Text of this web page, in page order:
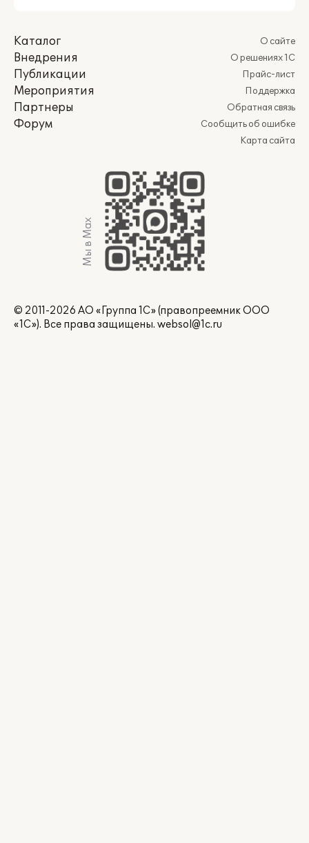
Каталог
Внедрения
Публикации
Мероприятия
Партнеры
Форум
О сайте
О решениях 1С
Прайс-лист
Поддержка
Обратная связь
Сообщить об ошибке
Карта сайта
Мы в Max
© 2011-2026 АО «Группа 1С» (правопреемник ООО
«1С»). Все права защищены. websol@1c.ru